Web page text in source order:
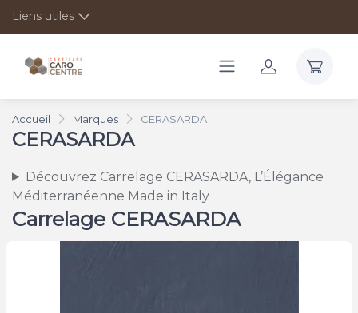
Liens utiles
Accueil Marques CERASARDA
CERASARDA
Découvrez Carrelage CERASARDA, L’Élégance
Méditerranéenne Made in Italy
Carrelage CERASARDA